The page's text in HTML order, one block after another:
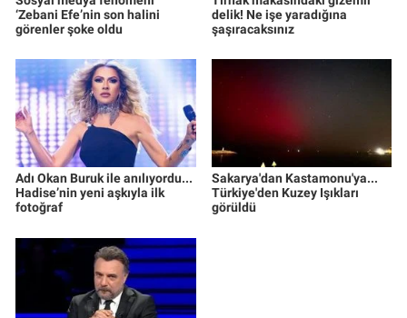
‘Zebani Efe’nin son halini
görenler şoke oldu
delik! Ne işe yaradığına
şaşıracaksınız
Adı Okan Buruk ile anılıyordu...
Hadise’nin yeni aşkıyla ilk
fotoğraf
Sakarya'dan Kastamonu'ya...
Türkiye'den Kuzey Işıkları
görüldü